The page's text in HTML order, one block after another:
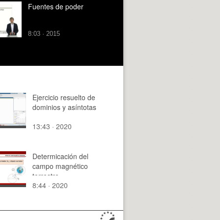
Fuentes de poder
8:03 · 2015
Ejercicio resuelto de
dominios y asíntotas
13:43 · 2020
Determicación del
campo magnético
terrestre
8:44 · 2020